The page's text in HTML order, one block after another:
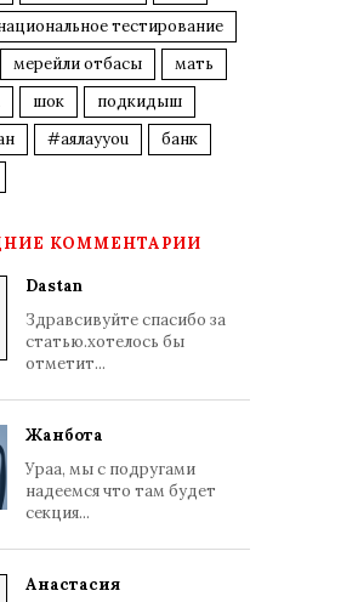
тестирование
мерейли отбасы
мать
шок
подкидыш
#аялауyou
банк
КОММЕНТАРИИ
Dastan
Здравсивуйте спасибо за
статью.хотелось бы
отметит...
Жанбота
Ураа, мы с подругами
надеемся что там будет
секция...
Анастасия